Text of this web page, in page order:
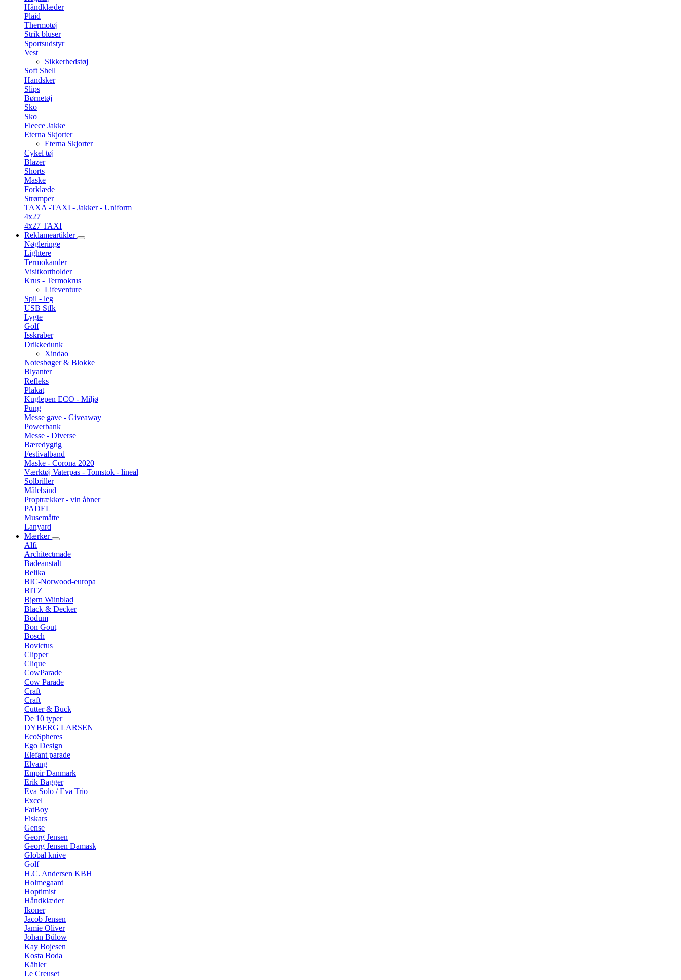
Håndklæder
Plaid
Thermotøj
Strik bluser
Sportsudstyr
Vest
Sikkerhedstøj
Soft Shell
Handsker
Slips
Børnetøj
Sko
Sko
Fleece Jakke
Eterna Skjorter
Eterna Skjorter
Cykel tøj
Blazer
Shorts
Maske
Forklæde
Strømper
TAXA -TAXI - Jakker - Uniform
4x27
4x27 TAXI
Reklameartikler
Nøgleringe
Lightere
Termokander
Visitkortholder
Krus - Termokrus
Lifeventure
Spil - leg
USB StIk
Lygte
Golf
Isskraber
Drikkedunk
Xindao
Notesbøger & Blokke
Blyanter
Refleks
Plakat
Kuglepen ECO - Miljø
Pung
Messe gave - Giveaway
Powerbank
Messe - Diverse
Bæredygtig
Festivalband
Maske - Corona 2020
Værktøj Vaterpas - Tomstok - lineal
Solbriller
Målebånd
Proptrækker - vin åbner
PADEL
Musemåtte
Lanyard
Mærker
Alfi
Architectmade
Badeanstalt
Belika
BIC-Norwood-europa
BITZ
Bjørn Wiinblad
Black & Decker
Bodum
Bon Gout
Bosch
Bovictus
Clipper
Clique
CowParade
Cow Parade
Craft
Craft
Cutter & Buck
De 10 typer
DYBERG LARSEN
EcoSpheres
Ego Design
Elefant parade
Elvang
Empir Danmark
Erik Bagger
Eva Solo / Eva Trio
Excel
FatBoy
Fiskars
Gense
Georg Jensen
Georg Jensen Damask
Global knive
Golf
H.C. Andersen KBH
Holmegaard
Hoptimist
Håndklæder
Ikoner
Jacob Jensen
Jamie Oliver
Johan Bülow
Kay Bojesen
Kosta Boda
Kähler
Le Creuset